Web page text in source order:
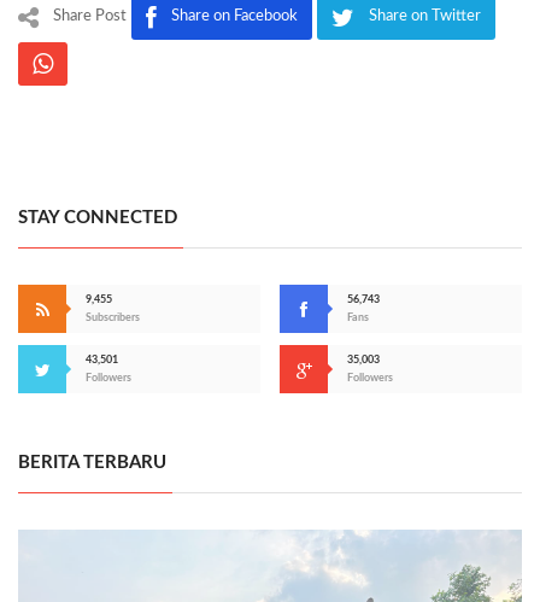
Share Post Share on Facebook Share on Twitter
STAY CONNECTED
9,455
Subscribers
56,743
Fans
43,501
Followers
35,003
Followers
BERITA TERBARU